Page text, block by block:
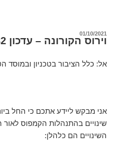
פורסם
01/10/2021
וירוס הקורונה – עדכון #32 – 01/10/2021
אל: כלל הציבור בטכניון ובמוסד
אני מבקש ליידע אתכם כי החל
שינויים בהתנהלות הקמפוס
השינויים הם כלהלן: